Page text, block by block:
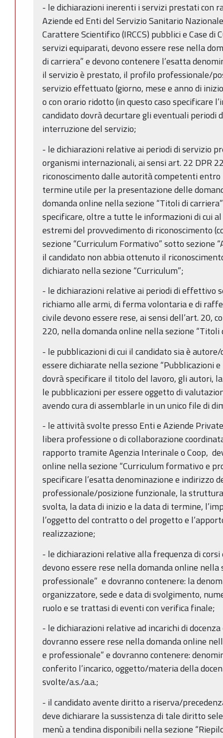
- le dichiarazioni inerenti i servizi prestati con
Aziende ed Enti del Servizio Sanitario
Carattere Scientifico (IRCCS) pubblici e Case
servizi equiparati, devono essere rese nella
di carriera” e devono contenere l’esatta
il servizio è prestato, il profilo professionale/
servizio effettuato (giorno, mese e anno di
o con orario ridotto (in questo caso specificare
candidato dovrà decurtare gli eventuali periodi
interruzione del servizio;
- le dichiarazioni relative ai periodi di servizio
organismi internazionali, ai sensi art. 22 DPR
riconoscimento dalle autorità competenti entro
termine utile per la presentazione delle
domanda online nella sezione “Titoli di
specificare, oltre a tutte le informazioni di cui
estremi del provvedimento di riconoscimento
sezione “Curriculum Formativo” sotto sezione
il candidato non abbia ottenuto il
dichiarato nella sezione “Curriculum”;
- le dichiarazioni relative ai periodi di effettivo
richiamo alle armi, di ferma volontaria e di
civile devono essere rese, ai sensi dell’art. 20,
220, nella domanda online nella sezione “Titoli
- le pubblicazioni di cui il candidato sia è
essere dichiarate nella sezione “Pubblicazioni
dovrà specificare il titolo del lavoro, gli autori,
le pubblicazioni per essere oggetto di
avendo cura di assemblarle in un unico file di
- le attività svolte presso Enti e Aziende
libera professione o di collaborazione
rapporto tramite Agenzia Interinale o Coop,
online nella sezione “Curriculum formativo e
specificare l’esatta denominazione e indirizzo
professionale/posizione funzionale, la
svolta, la data di inizio e la data di termine,
l’oggetto del contratto o del progetto e
realizzazione;
- le dichiarazioni relative alla frequenza di
devono essere rese nella domanda online
professionale” e dovranno contenere: la
organizzatore, sede e data di svolgimento,
ruolo e se trattasi di eventi con verifica finale;
- le dichiarazioni relative ad incarichi di
dovranno essere rese nella domanda online
e professionale” e dovranno contenere:
conferito l’incarico, oggetto/materia della
svolte/a.s./a.a.;
- il candidato avente diritto a riserva/
deve dichiarare la sussistenza di tale diritto
menù a tendina disponibili nella sezione